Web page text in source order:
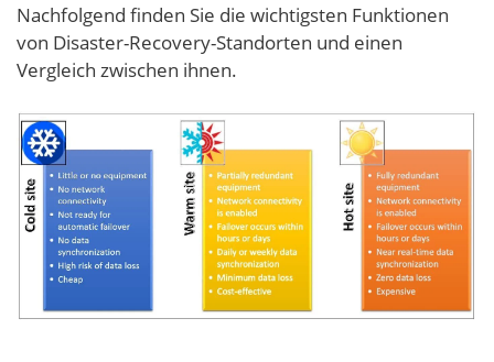
Nachfolgend finden Sie die wichtigsten Funktionen
von Disaster-Recovery-Standorten und einen
Vergleich zwischen ihnen.